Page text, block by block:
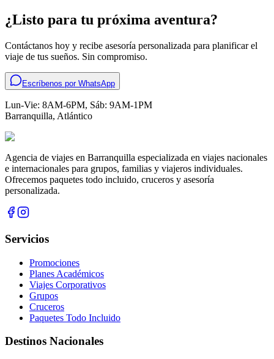
¿Listo para tu próxima aventura?
Contáctanos hoy y recibe asesoría personalizada para planificar el
viaje de tus sueños. Sin compromiso.
Escríbenos por WhatsApp
Lun-Vie: 8AM-6PM, Sáb: 9AM-1PM
Barranquilla, Atlántico
Agencia de viajes en Barranquilla especializada en viajes nacionales
e internacionales para grupos, familias y viajeros individuales.
Ofrecemos paquetes todo incluido, cruceros y asesoría
personalizada.
Servicios
Promociones
Planes Académicos
Viajes Corporativos
Grupos
Cruceros
Paquetes Todo Incluido
Destinos Nacionales